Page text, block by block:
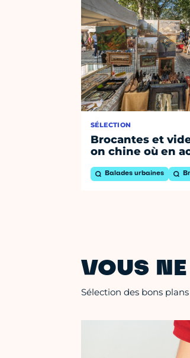
SÉLECTION
Brocantes et
on chine où en
Balades urbaines
VOUS
Sélection des bons